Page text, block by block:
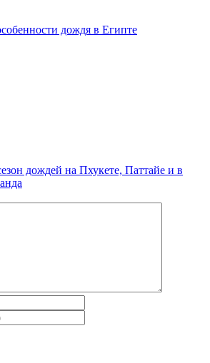
дождя в Египте
дождей на Пхукете, Паттайе и в